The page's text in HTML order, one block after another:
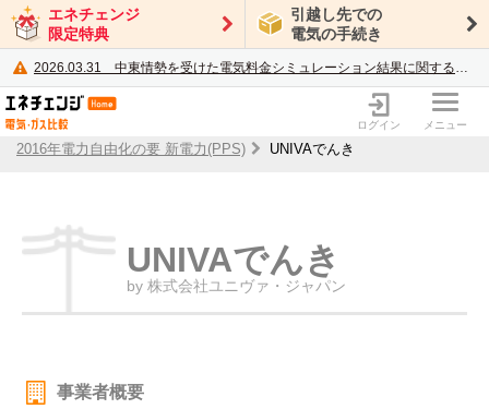
エネチェンジ
限定特典
引越し先での
電気の手続き
2026.03.31 中東情勢を受けた電気料金シミュレーション結果に関するご案内
電力・ガス比較サイト エネチェンジ
ログイン メニュー
2016年電力自由化の要 新電力(PPS) UNIVAでんき
UNIVAでんき
by 株式会社ユニヴァ・ジャパン
事業者概要